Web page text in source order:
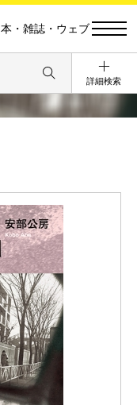
本・雑誌・ウェブ
詳細検索